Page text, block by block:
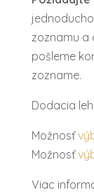
zoznamu a
pošleme
zozname.
Dodacia
Možnosť
Možnosť
Viac